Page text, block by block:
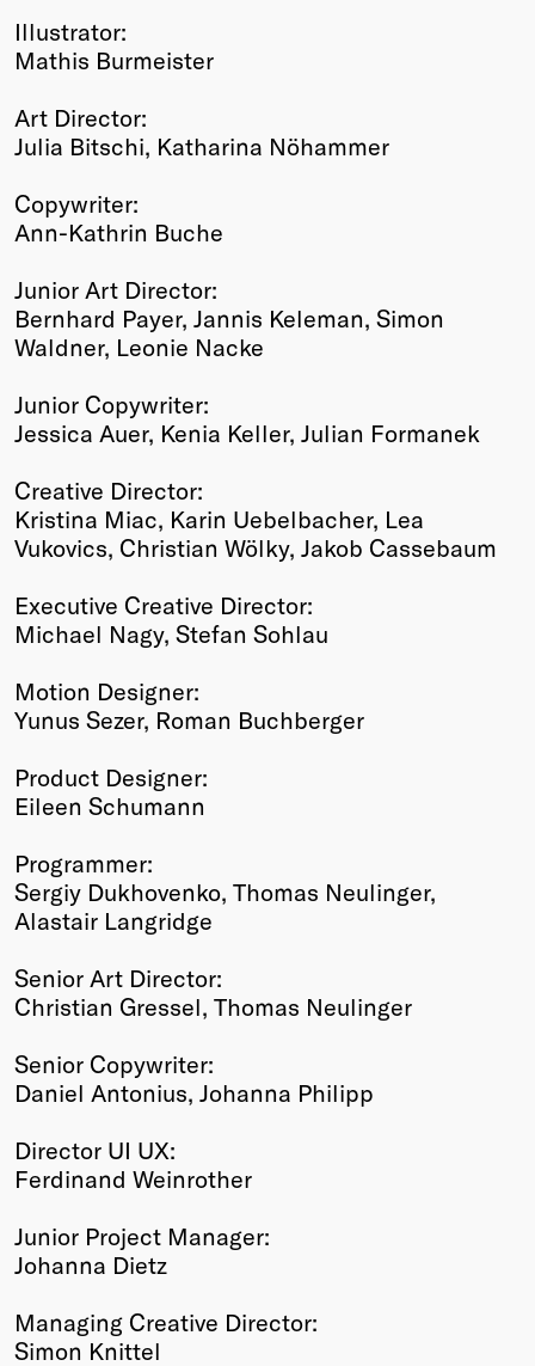
Illustrator:
Mathis Burmeister
Art Director:
Julia Bitschi, Katharina Nöhammer
Copywriter:
Ann-Kathrin Buche
Junior Art Director:
Bernhard Payer, Jannis Keleman, Simon
Waldner, Leonie Nacke
Junior Copywriter:
Jessica Auer, Kenia Keller, Julian Formanek
Creative Director:
Kristina Miac, Karin Uebelbacher, Lea
Vukovics, Christian Wölky, Jakob Cassebaum
Executive Creative Director:
Michael Nagy, Stefan Sohlau
Motion Designer:
Yunus Sezer, Roman Buchberger
Product Designer:
Eileen Schumann
Programmer:
Sergiy Dukhovenko, Thomas Neulinger,
Alastair Langridge
Senior Art Director:
Christian Gressel, Thomas Neulinger
Senior Copywriter:
Daniel Antonius, Johanna Philipp
Director UI UX:
Ferdinand Weinrother
Junior Project Manager:
Johanna Dietz
Managing Creative Director:
Simon Knittel